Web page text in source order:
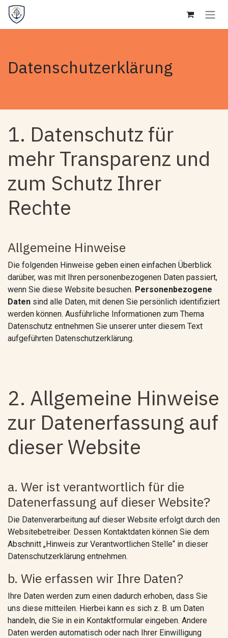
Zum Inhalt springen
Datenschutzerklärung
1. Datenschutz für
mehr Transparenz und
zum Schutz Ihrer
Rechte
Allgemeine Hinweise
Die folgenden Hinweise geben einen einfachen Überblick
darüber, was mit Ihren personenbezogenen Daten passiert,
wenn Sie diese Website besuchen. Personenbezogene
Daten sind alle Daten, mit denen Sie persönlich identifiziert
werden können. Ausführliche Informationen zum Thema
Datenschutz entnehmen Sie unserer unter diesem Text
aufgeführten Datenschutzerklärung.
2. Allgemeine Hinweise
zur Datenerfassung auf
dieser Website
a. Wer ist verantwortlich für die
Datenerfassung auf dieser Website?
Die Datenverarbeitung auf dieser Website erfolgt durch den
Websitebetreiber. Dessen Kontaktdaten können Sie dem
Abschnitt „Hinweis zur Verantwortlichen Stelle“ in dieser
Datenschutzerklärung entnehmen.
b. Wie erfassen wir Ihre Daten?
Ihre Daten werden zum einen dadurch erhoben, dass Sie
uns diese mitteilen. Hierbei kann es sich z. B. um Daten
handeln, die Sie in ein Kontaktformular eingeben. Andere
Daten werden automatisch oder nach Ihrer Einwilligung